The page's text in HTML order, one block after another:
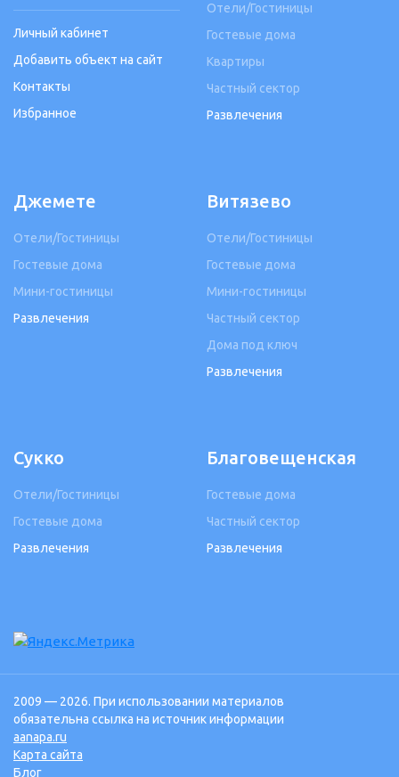
Личный кабинет
Добавить объект на сайт
Контакты
Избранное
Отели/Гостиницы
Гостевые дома
Квартиры
Частный сектор
Развлечения
Джемете
Отели/Гостиницы
Гостевые дома
Мини-гостиницы
Развлечения
Витязево
Отели/Гостиницы
Гостевые дома
Мини-гостиницы
Частный сектор
Дома под ключ
Развлечения
Сукко
Отели/Гостиницы
Гостевые дома
Развлечения
Благовещенская
Гостевые дома
Частный сектор
Развлечения
2009 — 2026. При использовании материалов
обязательна ссылка на источник информации
aanapa.ru
Карта сайта
Блог